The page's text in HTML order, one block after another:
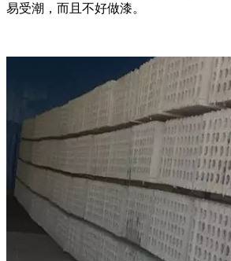
易受潮，而且不好做漆。